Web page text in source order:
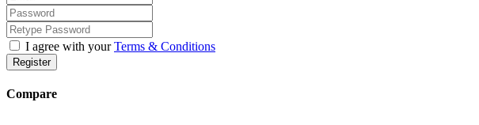
I agree with yourTerms & Conditions
Register
Compare